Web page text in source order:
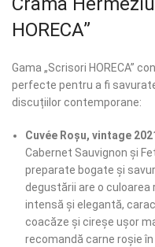
HORECA”
Gama „Scrisori HORECA”
perfecte pentru a fi
discuțiilor contemporane:
Cuvée Roșu, vintage
Cabernet Sauvignon și
preparate bogate și
degustării are o
intensă și elegantă,
coacăze și cireșe ușor
recomandă carne roșie